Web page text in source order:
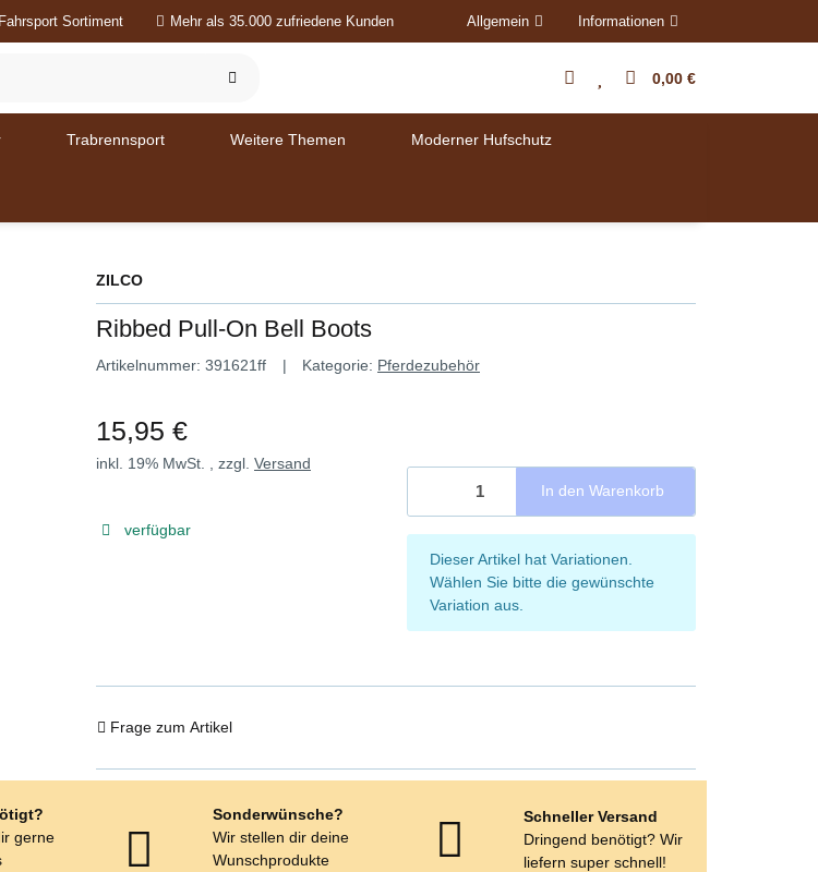
Sortiment Mehr als 35.000 zufriedene Kunden Allgemein Informationen
0,00 €
Trabrennsport Weitere Themen Moderner Hufschutz
ZILCO
Ribbed Pull-On Bell Boots
Artikelnummer: 391621ff Kategorie: Pferdezubehör
15,95 €
inkl. 19% MwSt. , zzgl. Versand
verfügbar
In den Warenkorb
x
Dieser Artikel hat Variationen.
Wählen Sie bitte die gewünschte
Variation aus.
Frage zum Artikel
gerne
Sonderwünsche?
Wir stellen dir deine
Wunschprodukte
Schneller Versand
Dringend benötigt? Wir
liefern super schnell!